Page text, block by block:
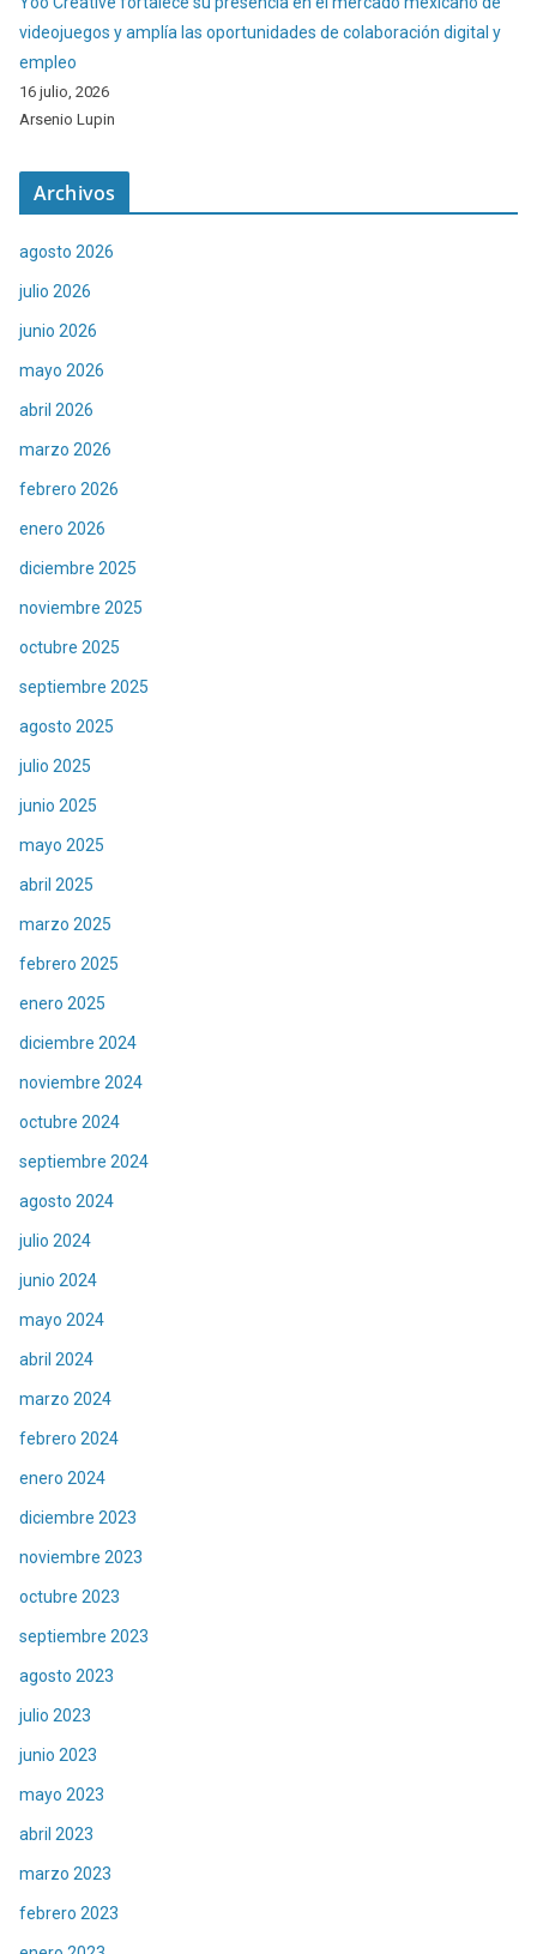
videojuegos y amplía las oportunidades de colaboración digital y
empleo
16 julio, 2026
Arsenio Lupin
Archivos
agosto 2026
julio 2026
junio 2026
mayo 2026
abril 2026
marzo 2026
febrero 2026
enero 2026
diciembre 2025
noviembre 2025
octubre 2025
septiembre 2025
agosto 2025
julio 2025
junio 2025
mayo 2025
abril 2025
marzo 2025
febrero 2025
enero 2025
diciembre 2024
noviembre 2024
octubre 2024
septiembre 2024
agosto 2024
julio 2024
junio 2024
mayo 2024
abril 2024
marzo 2024
febrero 2024
enero 2024
diciembre 2023
noviembre 2023
octubre 2023
septiembre 2023
agosto 2023
julio 2023
junio 2023
mayo 2023
abril 2023
marzo 2023
febrero 2023